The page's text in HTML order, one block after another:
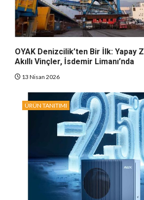
OYAK Denizcilik’ten Bir İlk: Yapay
Akıllı Vinçler, İsdemir Limanı’nda
13 Nisan 2026
ÜRÜN TANITIMI